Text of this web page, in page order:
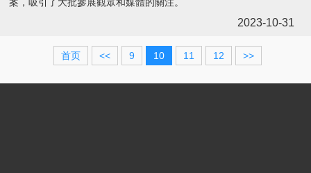
2023-10-31
首页 << 9 10 11 12 >>